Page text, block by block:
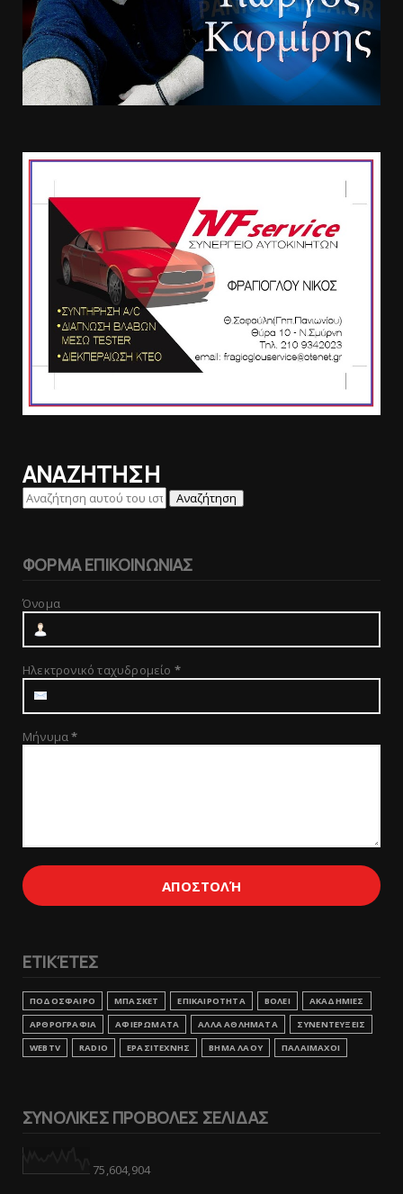
ΑΝΑΖΗΤΗΣΗ
ΦΟΡΜΑ ΕΠΙΚΟΙΝΩΝΙΑΣ
Όνομα
Ηλεκτρονικό ταχυδρομείο *
Μήνυμα*
ΕΤΙΚΈΤΕΣ
ΠΟΔΟΣΦΑΙΡΟ ΜΠΑΣΚΕΤ ΕΠΙΚΑΙΡΟΤΗΤΑ ΒΟΛΕΙ
ΑΚΑΔΗΜΙΕΣ
ΑΡΘΡΟΓΡΑΦΙΑ
ΑΦΙΕΡΩΜΑΤΑ ΑΛΛΑ ΑΘΛΗΜΑΤΑ
ΣΥΝΕΝΤΕΥΞΕΙΣ
WEBTV
RADIO ΕΡΑΣΙΤΕΧΝΗΣ ΒΗΜΑ ΛΑΟΥ ΠΑΛΑΙΜΑΧΟΙ
ΣΥΝΟΛΙΚΕΣ ΠΡΟΒΟΛΕΣ ΣΕΛΙΔΑΣ
75,604,904